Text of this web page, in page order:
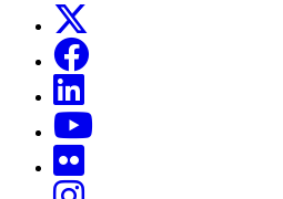
Links, Opens in this window
Links, Opens in this window
Links, Opens in this window
Links, Opens in this window